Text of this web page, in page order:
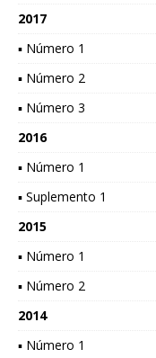
2017
▪ Número 1
▪ Número 2
▪ Número 3
2016
▪ Número 1
▪ Suplemento 1
2015
▪ Número 1
▪ Número 2
2014
▪ Número 1